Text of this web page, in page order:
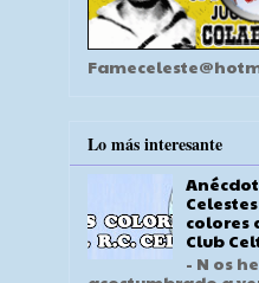
Lo más interesante
colores
Club
- N os